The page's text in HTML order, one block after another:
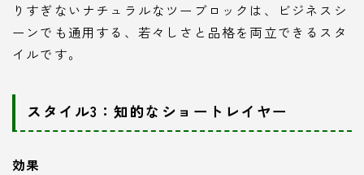
りすぎないナチュラルなツーブロックは、ビジネスシ
ーンでも通用する、若々しさと品格を両立できるスタ
イルです。
スタイル3：知的なショートレイヤー
効果